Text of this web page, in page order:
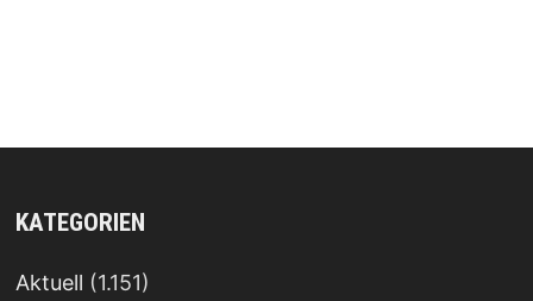
KATEGORIEN
Aktuell (1.151)